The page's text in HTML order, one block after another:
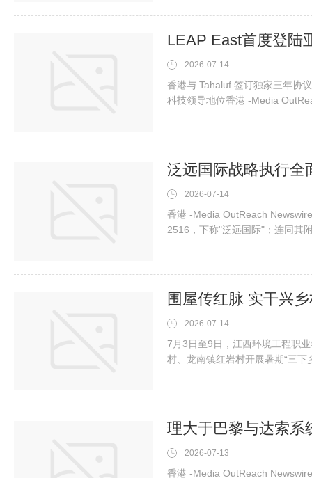
易。如今，到访越南的游客不再
2026-07-14
香港与 Tahaluf 签订独家三年协
科技领导地位香港 -Media
泛远国际战略执行全
2026-07-14
香港 -Media OutReach
2516，下称"泛远国际"；连同其
2026-07-14
7月3日至9日，江西环境工程职
村、龙南镇红岩村开展暑期“三
行”全国大学生暑期社会实践志
2026-07-13
香港 -Media OutReach